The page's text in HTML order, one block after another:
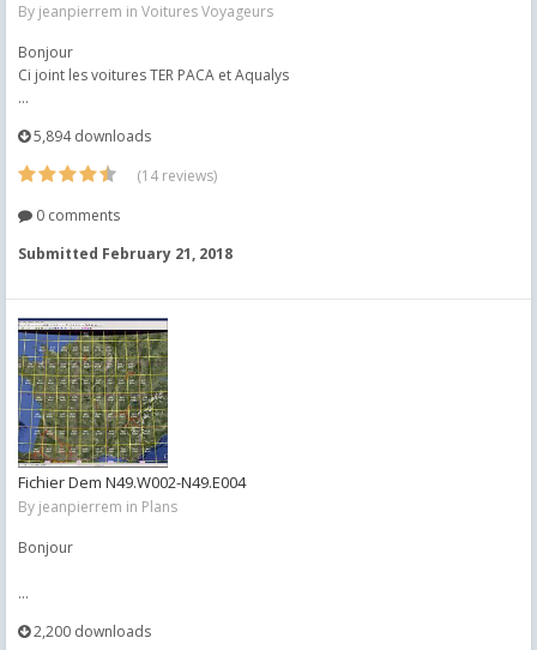
By jeanpierrem in Voitures Voyageurs
Bonjour
Ci joint les voitures TER PACA et Aqualys
...
5,894 downloads
(14 reviews)
0 comments
Submitted February 21, 2018
Fichier Dem N49.W002-N49.E004
By jeanpierrem in Plans
Bonjour
...
2,200 downloads